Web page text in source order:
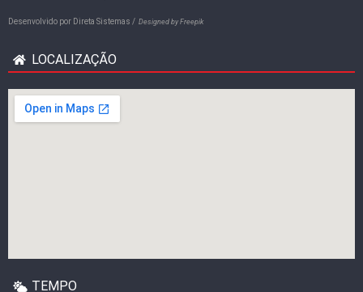
Desenvolvido por Direta Sistemas / Designed by Freepik
LOCALIZAÇÃO
TEMPO